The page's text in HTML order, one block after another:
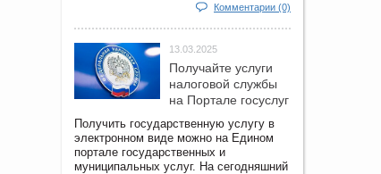
Комментарии (0)
13.03.2025
Получайте услуги
налоговой службы
на Портале госyслуг
Получить государственную услугу в
электронном виде можно на Едином
портале государственных и
муниципальных услуг. На сегодняшний